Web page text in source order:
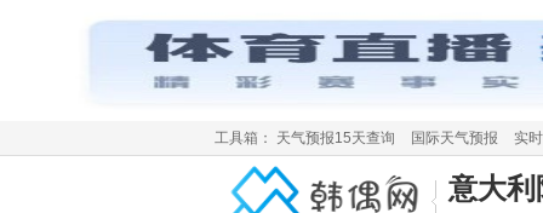
工具箱： 天气预报15天查询 国际天气预报 实
意大